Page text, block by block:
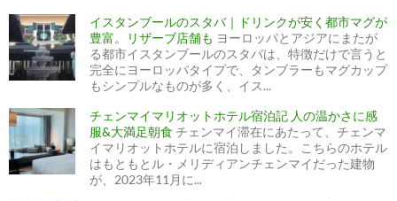
イスタンブールのスタバ｜ドリンクが安く都市マグが
豊富。リザーブ店舗も ヨーロッパとアジアにまたが
る都市イスタンブールのスタバは、特徴だけで言うと
完全にヨーロッパタイプで、タンブラーもマグカップ
もシンプルなものが多く、イス...
チェンマイマリオットホテル宿泊記 人の温かさに感
服&大満足朝食 チェンマイ滞在にあたって、チェンマ
イマリオットホテルに宿泊しました。こちらのホテル
はもともとル・メリディアンチェンマイだった建物
が、2023年11月に...